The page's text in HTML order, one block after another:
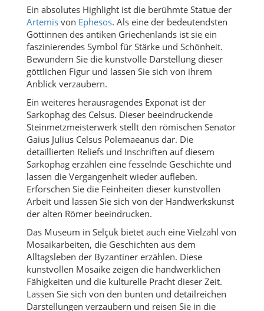
Ein absolutes Highlight ist die berühmte Statue der
Artemis von Ephesos. Als eine der bedeutendsten
Göttinnen des antiken Griechenlands ist sie ein
faszinierendes Symbol für Stärke und Schönheit.
Bewundern Sie die kunstvolle Darstellung dieser
göttlichen Figur und lassen Sie sich von ihrem
Anblick verzaubern.
Ein weiteres herausragendes Exponat ist der
Sarkophag des Celsus. Dieser beeindruckende
Steinmetzmeisterwerk stellt den römischen Senator
Gaius Julius Celsus Polemaeanus dar. Die
detaillierten Reliefs und Inschriften auf diesem
Sarkophag erzählen eine fesselnde Geschichte und
lassen die Vergangenheit wieder aufleben.
Erforschen Sie die Feinheiten dieser kunstvollen
Arbeit und lassen Sie sich von der Handwerkskunst
der alten Römer beeindrucken.
Das Museum in Selçuk bietet auch eine Vielzahl von
Mosaikarbeiten, die Geschichten aus dem
Alltagsleben der Byzantiner erzählen. Diese
kunstvollen Mosaike zeigen die handwerklichen
Fähigkeiten und die kulturelle Pracht dieser Zeit.
Lassen Sie sich von den bunten und detailreichen
Darstellungen verzaubern und reisen Sie in die